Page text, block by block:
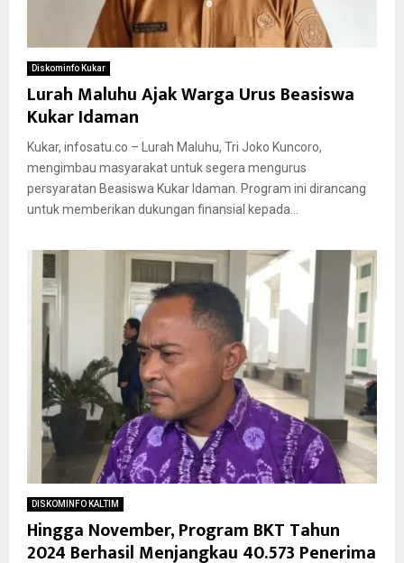
Diskominfo Kukar
Lurah Maluhu Ajak Warga Urus Beasiswa
Kukar Idaman
Kukar, infosatu.co – Lurah Maluhu, Tri Joko Kuncoro,
mengimbau masyarakat untuk segera mengurus
persyaratan Beasiswa Kukar Idaman. Program ini dirancang
untuk memberikan dukungan finansial kepada...
DISKOMINFO KALTIM
Hingga November, Program BKT Tahun
2024 Berhasil Menjangkau 40.573 Penerima